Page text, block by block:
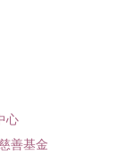
心
善基金